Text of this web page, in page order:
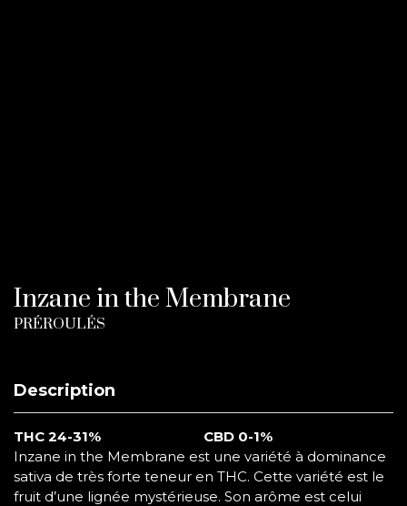
Inzane in the Membrane
PRÉROULÉS
Description
THC 24-31%
CBD 0-1%
Inzane in the Membrane est une variété à dominance
sativa de très forte teneur en THC. Cette variété est le
fruit d’une lignée mystérieuse. Son arôme est celui